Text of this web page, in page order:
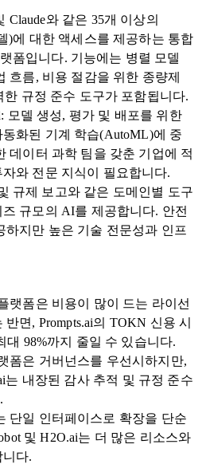
Claude와 같은 35개 이상의
)에 대한 액세스를 제공하는 통합
폼입니다. 기능에는 병렬 모델
흐름, 비용 절감을 위한 종량제
규정 준수 도구가 포함됩니다.
모델 생성, 평가 및 배포를 위한
화된 기계 학습(AutoML)에 중
데이터 과학 팀을 갖춘 기업에 적
와 전문 지식이 필요합니다.
규제 보고와 같은 도메인별 도구
규모의 AI를 제공합니다. 안전
하지만 높은 기술 전문성과 인프
랫폼은 비용이 많이 드는 라이선
면, Prompts.ai의 TOKN 신용 시
대 98%까지 줄일 수 있습니다.
폼은 거버넌스를 우선시하지만,
는 내장된 감사 추적 및 규정 준수
단일 인터페이스로 확장을 단순
및 H2O.ai는 더 많은 리소스와
다.